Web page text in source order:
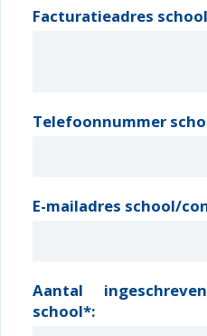
Facturatieadres
Telefoonnummer
E-mailadres school/
Aantal
school*: